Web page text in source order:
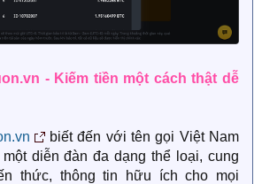
- Kiếm tiền một cách thật dễ
biết đến với tên gọi Việt Nam
diễn đàn đa dạng thể loại, cung
thức, thông tin hữu ích cho mọi